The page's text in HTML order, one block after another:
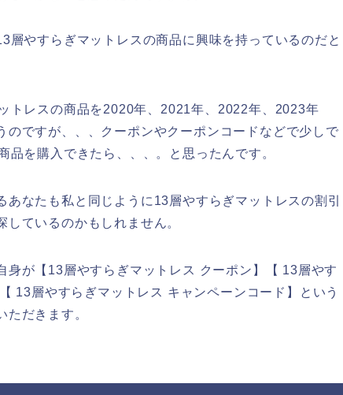
層やすらぎマットレスの商品に興味を持っているのだと
トレスの商品を2020年、2021年、2022年、2023年
のですが、、、クーポンやクーポンコードなどで少しで
品を購入できたら、、、。と思ったんです。
なたも私と同じように13層やすらぎマットレスの割引
ているのかもしれません。
身が【13層やすらぎマットレス クーポン】【 13層やす
13層やすらぎマットレス キャンペーンコード】という
だきます。